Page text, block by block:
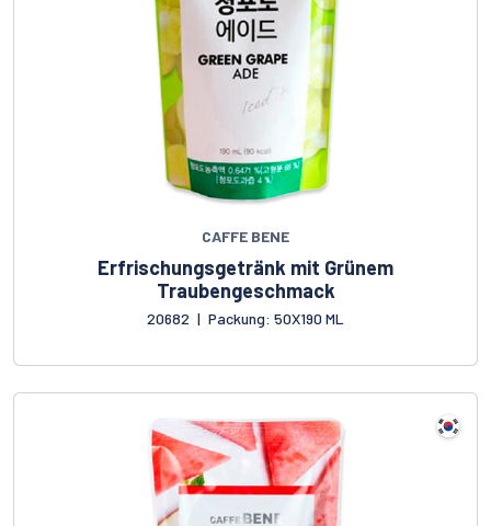
CAFFE BENE
Erfrischungsgetränk mit Grünem
Traubengeschmack
20682 | Packung: 50X190 ML